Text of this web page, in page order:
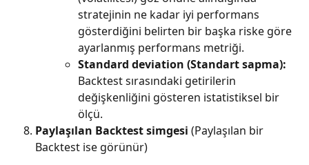
stratejinin ne kadar iyi performans
gösterdiğini belirten bir başka riske göre
ayarlanmış performans metriği.
Standard deviation (Standart sapma):
Backtest sırasındaki getirilerin
değişkenliğini gösteren istatistiksel bir
ölçü.
Paylaşılan Backtest simgesi (Paylaşılan bir
Backtest ise görünür)